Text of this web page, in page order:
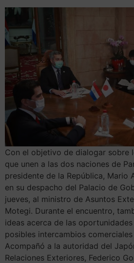
Con el objetivo de dialogar sobre
que unen a las dos naciones de
presidente de la República, Mario
en su despacho del Palacio de
jueves, al ministro de Asuntos
Motegi. Durante el encuentro,
ideas acerca de las
posibles intercambios
Acompañó a la autoridad del
Relaciones Exteriores, Federico